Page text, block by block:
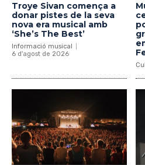
Troye Sivan comença a
donar pistes de la seva
nova era musical amb
‘She’s The Best’
Informació musical
6 d'agost de 2026